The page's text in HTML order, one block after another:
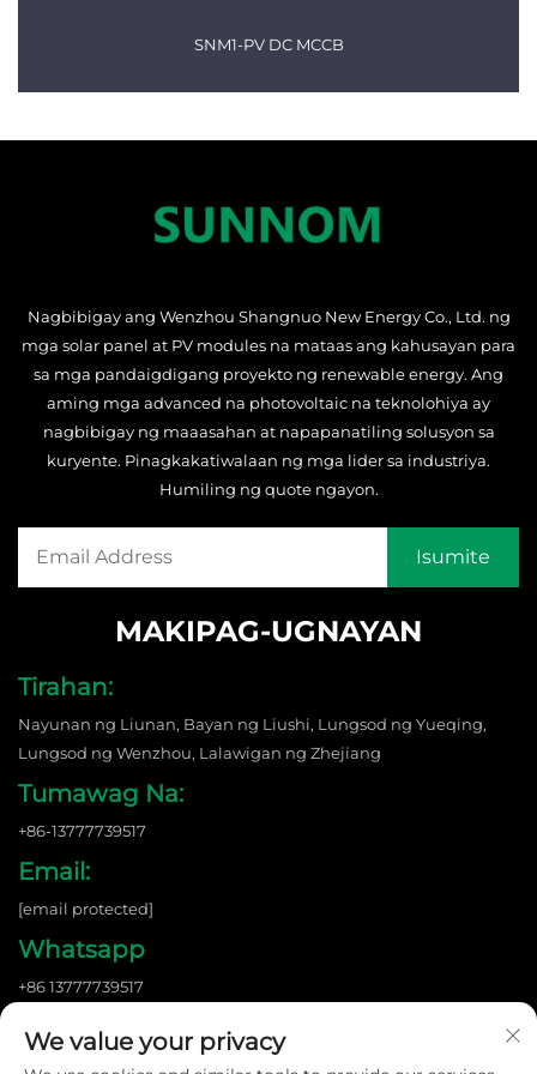
SNM1-PV DC MCCB
Nagbibigay ang Wenzhou Shangnuo New Energy Co., Ltd. ng
mga solar panel at PV modules na mataas ang kahusayan para
sa mga pandaigdigang proyekto ng renewable energy. Ang
aming mga advanced na photovoltaic na teknolohiya ay
nagbibigay ng maaasahan at napapanatiling solusyon sa
kuryente. Pinagkakatiwalaan ng mga lider sa industriya.
Humiling ng quote ngayon.
MAKIPAG-UGNAYAN
Tirahan:
Nayunan ng Liunan, Bayan ng Liushi, Lungsod ng Yueqing,
Lungsod ng Wenzhou, Lalawigan ng Zhejiang
Tumawag Na:
+86-13777739517
Email:
[email protected]
Whatsapp
+86 13777739517
We value your privacy